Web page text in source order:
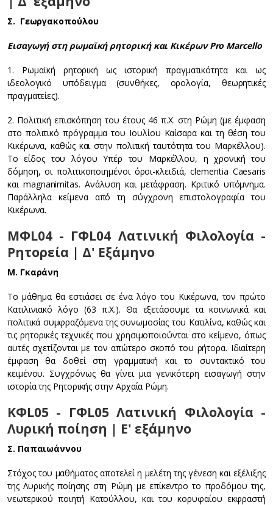
Σ. Γεωργακοπούλου
Εισαγωγή στη ρωμαϊκή ρητορική και Κικέρων Pro Marcello
1. Ρωμαϊκή ρητορική ως ιστορική πραγματικότητα και ως
ιδεολογικό υπόδειγμα (συνθήκες, ορολογία, θεωρητικές
πραγματείες).
2. Πολιτική επισκόπηση του έτους 46 π.Χ. στη Ρώμη (με έμφαση
στο πολιτικό πρόγραμμα του Ιουλίου Καίσαρα και τη θέση του
Κικέρωνα, καθώς και στην πολιτική ταυτότητα του Μαρκέλλου).
Το είδος του λόγου Υπέρ του Μαρκέλλου, η χρονική του
δόμηση, οι πολιτικοποιημένοι όροι-κλειδιά, clementia Caesaris
και magnanimitas. Ανάλυση και μετάφραση. Κριτικό υπόμνημα.
Παράλληλα κείμενα από τη σύγχρονη επιστολογραφία του
Κικέρωνα.
ΜΦL04 - ΓΦL04 Λατινική Φιλολογία -
Ρητορεία | Δ' Εξάμηνο
Μ. Γκαράνη
Το μάθημα θα εστιάσει σε ένα λόγο του Κικέρωνα, τον πρώτο
Κατιλινιακό λόγο (63 π.Χ.). Θα εξετάσουμε τα κοινωνικά και
πολιτικά συμφραζόμενα της συνωμοσίας του Κατιλίνα, καθώς και
τις ρητορικές τεχνικές που χρησιμοποιούνται στο κείμενο, όπως
αυτές σχετίζονται με τον απώτερο σκοπό του ρήτορα. Ιδιαίτερη
έμφαση θα δοθεί στη γραμματική και το συντακτικό του
κειμένου. Συγχρόνως θα γίνει μια γενικότερη εισαγωγή στην
ιστορία της Ρητορικής στην Αρχαία Ρώμη.
ΚΦL05 - ΓΦL05 Λατινική Φιλολογία -
Λυρική ποίηση | Ε' εξάμηνο
Σ. Παπαιωάννου
Στόχος του μαθήματος αποτελεί η μελέτη της γένεση και εξέλιξης
της Λυρικής ποίησης στη Ρώμη με επίκεντρο το προδόμου της,
νεωτερικού ποιητή Κατούλλου, και του κορυφαίου εκφραστή